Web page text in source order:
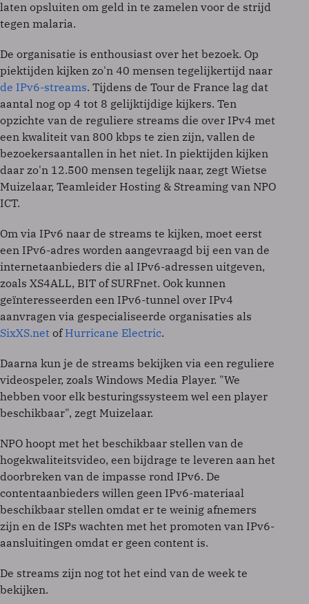
laten opsluiten om geld in te zamelen voor de strijd
tegen malaria.
De organisatie is enthousiast over het bezoek. Op
piektijden kijken zo'n 40 mensen tegelijkertijd naar
de IPv6-streams. Tijdens de Tour de France lag dat
aantal nog op 4 tot 8 gelijktijdige kijkers. Ten
opzichte van de reguliere streams die over IPv4 met
een kwaliteit van 800 kbps te zien zijn, vallen de
bezoekersaantallen in het niet. In piektijden kijken
daar zo'n 12.500 mensen tegelijk naar, zegt Wietse
Muizelaar, Teamleider Hosting & Streaming van NPO
ICT.
Om via IPv6 naar de streams te kijken, moet eerst
een IPv6-adres worden aangevraagd bij een van de
internetaanbieders die al IPv6-adressen uitgeven,
zoals XS4ALL, BIT of SURFnet. Ook kunnen
geïnteresseerden een IPv6-tunnel over IPv4
aanvragen via gespecialiseerde organisaties als
SixXS.net ofHurricane Electric.
Daarna kun je de streams bekijken via een reguliere
videospeler, zoals Windows Media Player. "We
hebben voor elk besturingssysteem wel een player
beschikbaar", zegt Muizelaar.
NPO hoopt met het beschikbaar stellen van de
hogekwaliteitsvideo, een bijdrage te leveren aan het
doorbreken van de impasse rond IPv6. De
contentaanbieders willen geen IPv6-materiaal
beschikbaar stellen omdat er te weinig afnemers
zijn en de ISPs wachten met het promoten van IPv6-
aansluitingen omdat er geen content is.
De streams zijn nog tot het eind van de week te
bekijken.